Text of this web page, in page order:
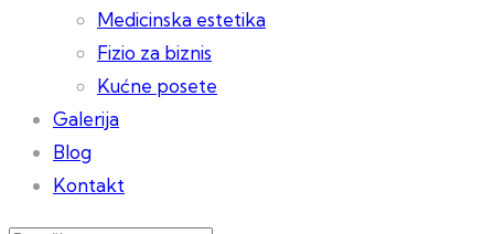
Medicinska estetika
Fizio za biznis
Kućne posete
Galerija
Blog
Kontakt